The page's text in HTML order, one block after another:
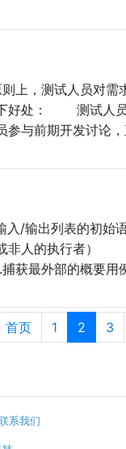
，测试人员对需
好处： 测试人
参与前期开发讨
可以获取一些测试
输出列表的初始
人的执行者）
最外部的概要用
要用例。增加、减
首页 1 2 3
系我们